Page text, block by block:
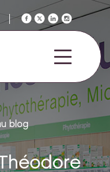
blog